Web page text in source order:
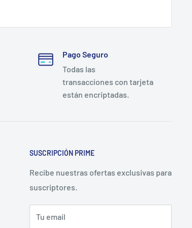
Pago Seguro
Todas las
transacciones con tarjeta
están encriptadas.
SUSCRIPCIÓN PRIME
Recibe nuestras ofertas exclusivas para
suscriptores.
Tu email